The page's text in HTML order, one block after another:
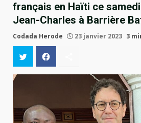
français en Haïti ce
Jean-Charles à Barrière
Codada Herode 23 janvier 2023 3